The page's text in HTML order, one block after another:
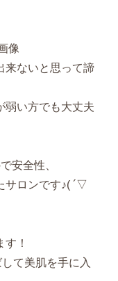
来ないと思って諦
弱い方でも大丈夫
安全性、
サロンです♪( ´▽
！
て美肌を手に入